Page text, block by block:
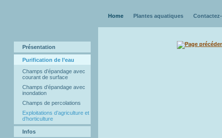
Home Plantes aquatiques
Présentation
Purification de l’eau
Champs d’épandage avec
courant de surface
Champs d’épandage avec
inondation
Champs de percolations
Exploitations d’agriculture et
d’horticulture
Infos